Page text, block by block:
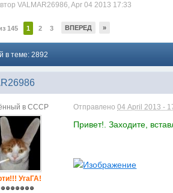
VALMAR26986,Apr 04 2013 17:33
145 1 2 3 ВПЕРЕД »
в теме: 2892
в СССР
УгаГА!
Отправлено04 April 2013 -
Привет!. Заходите,